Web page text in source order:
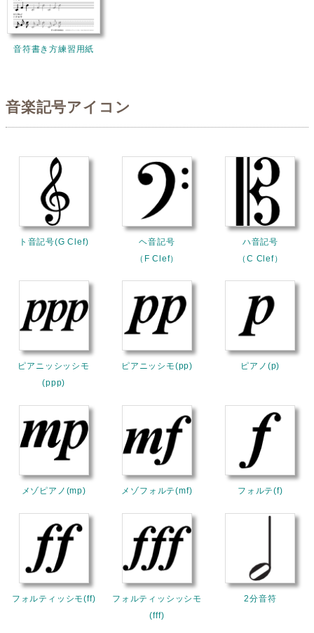
音符書き方練習用紙
音楽記号アイコン
ト音記号(G Clef)
ヘ音記号
（F Clef）
ハ音記号
（C Clef）
ピアニッシッシモ
(ppp)
ピアニッシモ(pp) ピアノ(p)
メゾピアノ(mp) メゾフォルテ(mf) フォルテ(f)
フォルティッシモ(ff)
フォルティッシッシモ
(fff)
2分音符